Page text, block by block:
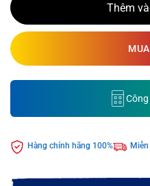
Thêm
Hàng chính hãng 100%